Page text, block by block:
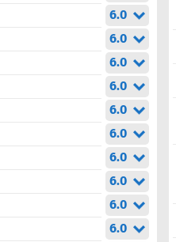
6.0
6.0
6.0
6.0
6.0
6.0
6.0
6.0
6.0
6.0